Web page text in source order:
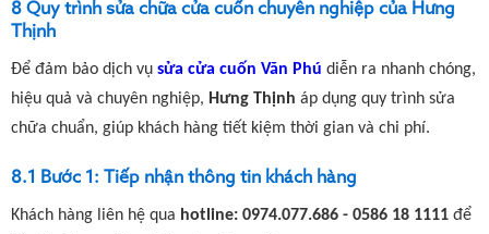
8 Quy trình sửa chữa cửa cuốn chuyên nghiệp của Hưng
Thịnh
Để đảm bảo dịch vụ sửa cửa cuốn Văn Phú diễn ra nhanh chóng,
hiệu quả và chuyên nghiệp, Hưng Thịnh áp dụng quy trình sửa
chữa chuẩn, giúp khách hàng tiết kiệm thời gian và chi phí.
8.1 Bước 1: Tiếp nhận thông tin khách hàng
Khách hàng liên hệ qua hotline: 0974.077.686 - 0586 18 1111 để